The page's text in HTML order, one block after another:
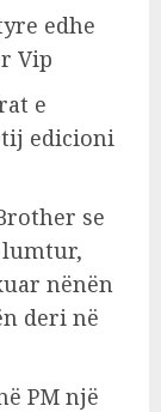
edhe
Vip
e
edicioni
se
lumtur,
nënën
deri në
PM një